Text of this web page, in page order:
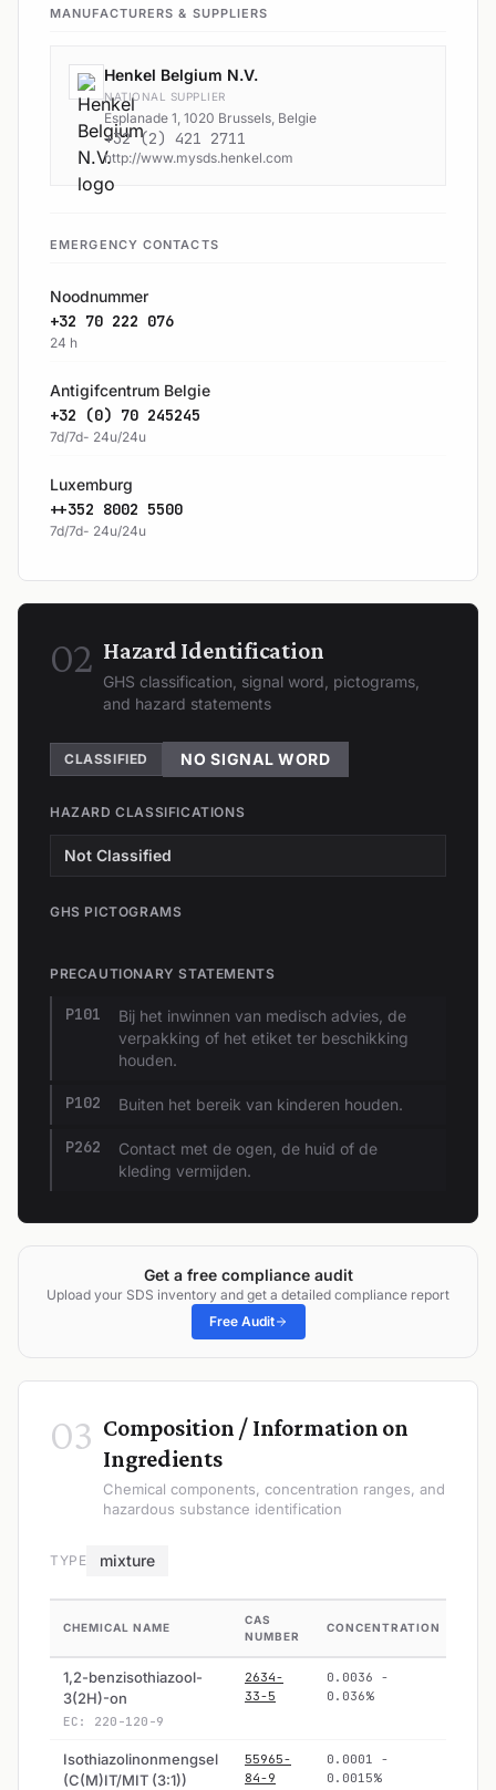
MANUFACTURERS & SUPPLIERS
Henkel Belgium N.V.
NATIONAL SUPPLIER
Esplanade 1, 1020 Brussels, Belgie
+32 (2) 421 2711
http://www.mysds.henkel.com
EMERGENCY CONTACTS
Noodnummer
+32 70 222 076
24 h
Antigifcentrum Belgie
+32 (0) 70 245245
7d/7d- 24u/24u
Luxemburg
++352 8002 5500
7d/7d- 24u/24u
02 Hazard Identification
GHS classification, signal word, pictograms,
and hazard statements
CLASSIFIED NO SIGNAL WORD
HAZARD CLASSIFICATIONS
Not Classified
GHS PICTOGRAMS
PRECAUTIONARY STATEMENTS
P101
Bij het inwinnen van medisch advies, de
verpakking of het etiket ter beschikking
houden.
P102 Buiten het bereik van kinderen houden.
P262
Contact met de ogen, de huid of de
kleding vermijden.
Get a free compliance audit
Upload your SDS inventory and get a detailed compliance report
Free Audit
03 Composition / Information on
Ingredients
Chemical components, concentration ranges, and
hazardous substance identification
TYPE mixture
CHEMICAL NAME
CAS
NUMBER
CONCENTRATION
1,2-benzisothiazool-
3(2H)-on
EC: 220-120-9
2634-
33-5
0.0036 -
0.036%
Isothiazolinonmengsel
(C(M)IT/MIT (3:1))
55965-
84-9
0.0001 -
0.0015%